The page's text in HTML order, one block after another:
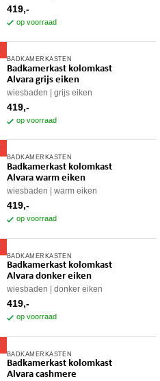
419,-
op voorraad
BADKAMERKASTEN
Badkamerkast kolomkast
Alvara grijs eiken
wiesbaden grijs eiken
419,-
op voorraad
BADKAMERKASTEN
Badkamerkast kolomkast
Alvara warm eiken
wiesbaden warm eiken
419,-
op voorraad
BADKAMERKASTEN
Badkamerkast kolomkast
Alvara donker eiken
wiesbaden donker eiken
419,-
op voorraad
BADKAMERKASTEN
Badkamerkast kolomkast
Alvara cashmere